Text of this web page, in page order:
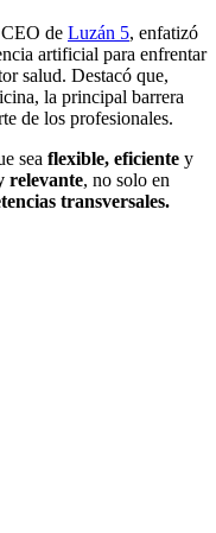
de Luzán 5, enfatizó
artificial para enfrentar
salud. Destacó que,
la principal barrera
de los profesionales.
sea flexible, eficiente y
relevante, no solo en
transversales.